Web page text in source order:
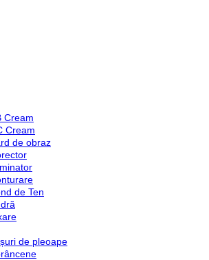
Cream
Cream
de obraz
de Ten
de pleoape